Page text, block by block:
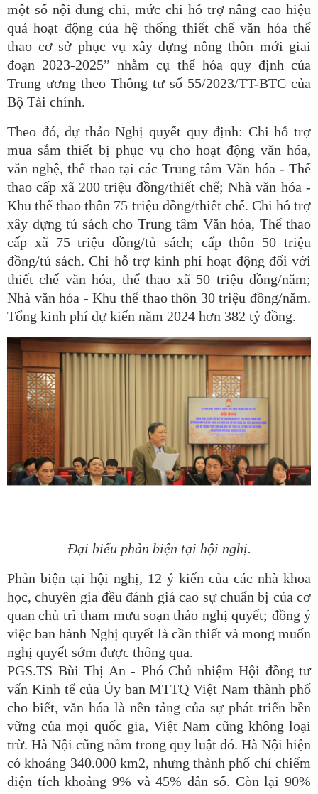
một số nội dung chi, mức chi hỗ trợ nâng cao hiệu
quả hoạt động của hệ thống thiết chế văn hóa thể
thao cơ sở phục vụ xây dựng nông thôn mới giai
đoạn 2023-2025” nhằm cụ thể hóa quy định của
Trung ương theo Thông tư số 55/2023/TT-BTC của
Bộ Tài chính.
Theo đó, dự thảo Nghị quyết quy định: Chi hỗ trợ
mua sắm thiết bị phục vụ cho hoạt động văn hóa,
văn nghệ, thể thao tại các Trung tâm Văn hóa - Thể
thao cấp xã 200 triệu đồng/thiết chế; Nhà văn hóa -
Khu thể thao thôn 75 triệu đồng/thiết chế. Chi hỗ trợ
xây dựng tủ sách cho Trung tâm Văn hóa, Thể thao
cấp xã 75 triệu đồng/tủ sách; cấp thôn 50 triệu
đồng/tủ sách. Chi hỗ trợ kinh phí hoạt động đối với
thiết chế văn hóa, thể thao xã 50 triệu đồng/năm;
Nhà văn hóa - Khu thể thao thôn 30 triệu đồng/năm.
Tổng kinh phí dự kiến năm 2024 hơn 382 tỷ đồng.
Đại biểu phản biện tại hội nghị.
Phản biện tại hội nghị, 12 ý kiến của các nhà khoa
học, chuyên gia đều đánh giá cao sự chuẩn bị của cơ
quan chủ trì tham mưu soạn thảo nghị quyết; đồng ý
việc ban hành Nghị quyết là cần thiết và mong muốn
nghị quyết sớm được thông qua.
PGS.TS Bùi Thị An - Phó Chủ nhiệm Hội đồng tư
vấn Kinh tế của Ủy ban MTTQ Việt Nam thành phố
cho biết, văn hóa là nền tảng của sự phát triển bền
vững của mọi quốc gia, Việt Nam cũng không loại
trừ. Hà Nội cũng nằm trong quy luật đó. Hà Nội hiện
có khoảng 340.000 km2, nhưng thành phố chỉ chiếm
diện tích khoảng 9% và 45% dân số. Còn lại 90%